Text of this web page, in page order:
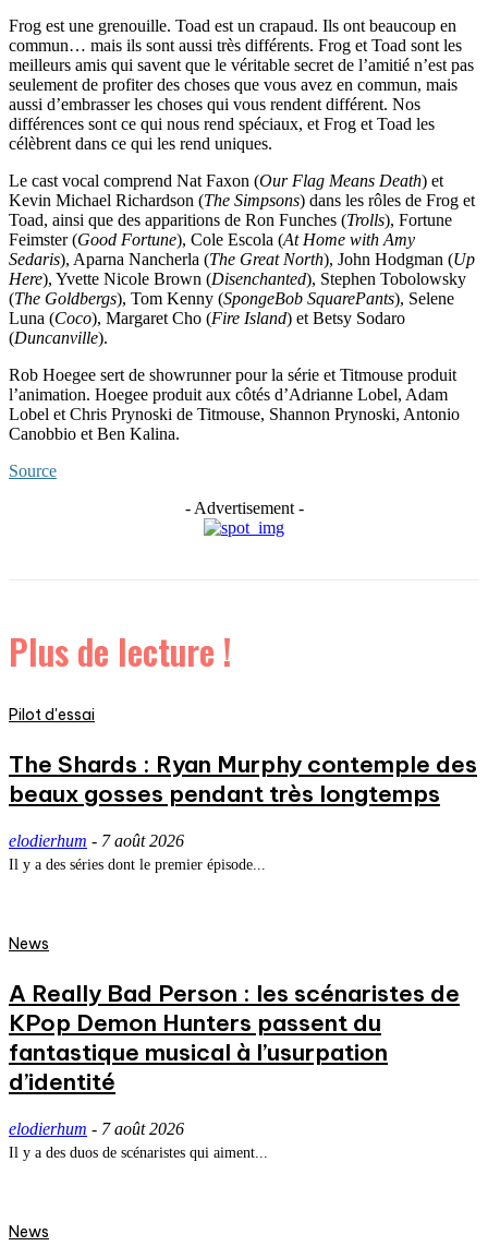
Frog est une grenouille. Toad est un crapaud. Ils ont beaucoup en
commun… mais ils sont aussi très différents. Frog et Toad sont les
meilleurs amis qui savent que le véritable secret de l’amitié n’est pas
seulement de profiter des choses que vous avez en commun, mais
aussi d’embrasser les choses qui vous rendent différent. Nos
différences sont ce qui nous rend spéciaux, et Frog et Toad les
célèbrent dans ce qui les rend uniques.
Le cast vocal comprend Nat Faxon (Our Flag Means Death) et
Kevin Michael Richardson (The Simpsons) dans les rôles de Frog et
Toad, ainsi que des apparitions de Ron Funches (Trolls), Fortune
Feimster (Good Fortune), Cole Escola (At Home with Amy
Sedaris), Aparna Nancherla (The Great North), John Hodgman (Up
Here), Yvette Nicole Brown (Disenchanted), Stephen Tobolowsky
(The Goldbergs), Tom Kenny (SpongeBob SquarePants), Selene
Luna (Coco), Margaret Cho (Fire Island) et Betsy Sodaro
(Duncanville).
Rob Hoegee sert de showrunner pour la série et Titmouse produit
l’animation. Hoegee produit aux côtés d’Adrianne Lobel, Adam
Lobel et Chris Prynoski de Titmouse, Shannon Prynoski, Antonio
Canobbio et Ben Kalina.
Source
- Advertisement -
Plus de lecture !
Pilot d'essai
The Shards : Ryan Murphy contemple des
beaux gosses pendant très longtemps
elodierhum - 7 août 2026
Il y a des séries dont le premier épisode...
News
A Really Bad Person : les scénaristes de
KPop Demon Hunters passent du
fantastique musical à l’usurpation
d’identité
elodierhum - 7 août 2026
Il y a des duos de scénaristes qui aiment...
News